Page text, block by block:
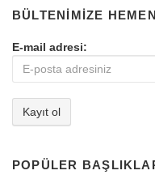
BÜLTENIMIZE
E-mail adresi:
POPÜLER